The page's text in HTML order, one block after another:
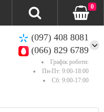
(097) 408 8081
(066) 829 6789
Графік роботи:
Пн-Пт: 9:00-18:00
Сб: 9:00-17:00
0